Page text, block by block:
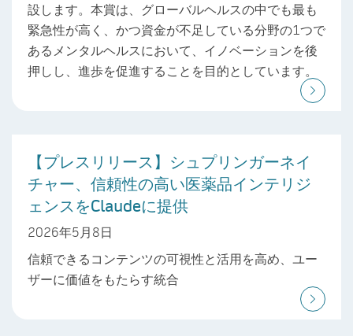
設します。本賞は、グローバルヘルスの中でも最も
緊急性が高く、かつ資金が不足している分野の1つで
あるメンタルヘルスにおいて、イノベーションを後
押しし、進歩を促進することを目的としています。
【プレスリリース】シュプリンガーネイ
チャー、信頼性の高い医薬品インテリジ
ェンスをClaudeに提供
2026年5月8日
信頼できるコンテンツの可視性と活用を高め、ユー
ザーに価値をもたらす統合